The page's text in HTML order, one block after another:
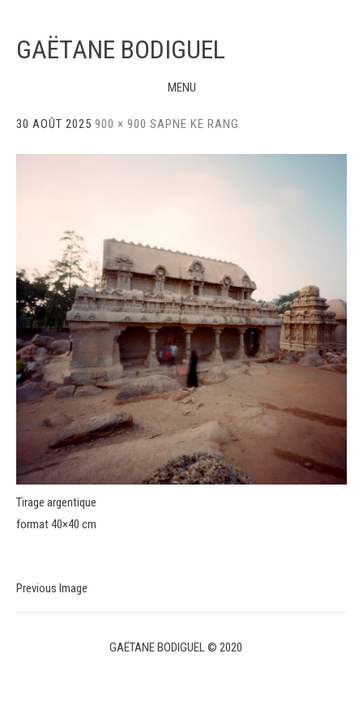
GAËTANE BODIGUEL
MENU
Skip
30 AOÛT 2025 900 × 900 SAPNE KE RANG
Tirage argentique
format 40×40 cm
Previous Image
GAËTANE BODIGUEL © 2020